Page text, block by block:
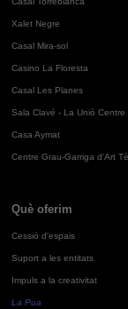
Xalet Negre
Casal Mira-sol
Casino La Floresta
Casal Les Planes
Sala Clavé - La Unió Centre
Casa Aymat
Centre Grau-Garriga d'Art
Què oferim
Cessió d'espais
Suport a les entitats
Impuls a la creativitat
La Pua